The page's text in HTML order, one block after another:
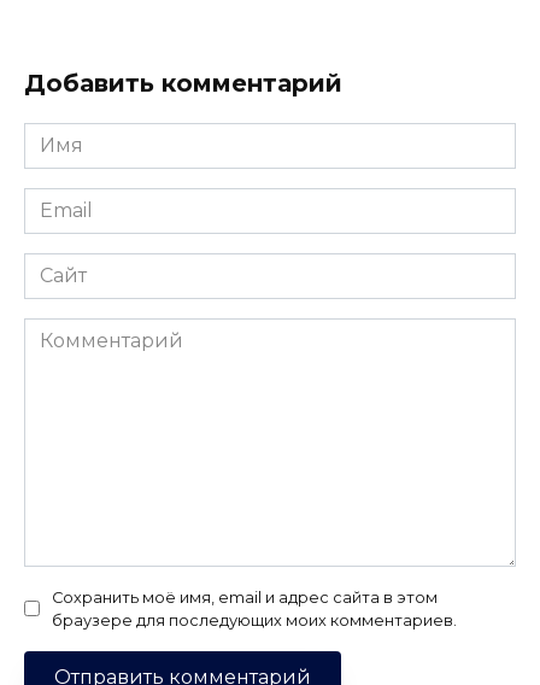
Добавить комментарий
Имя
*
Email
*
Сайт
Комментарий
Сохранить моё имя, email и адрес сайта в этом
браузере для последующих моих комментариев.